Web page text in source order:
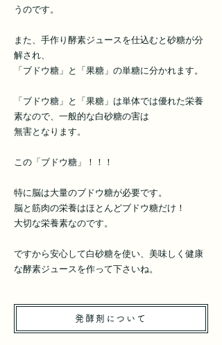
うのです。
また、手作り酵素ジュースを仕込むと砂糖が分
解され、
「ブドウ糖」と「果糖」の単糖に分かれます。
「ブドウ糖」と「果糖」は単体では優れた栄養
素なので、一般的な白砂糖の害は
無害となります。
この「ブドウ糖」！！！
特に脳は大量のブドウ糖が必要です。
脳と筋肉の栄養はほとんどブドウ糖だけ！
大切な栄養素なのです。
ですから安心して白砂糖を使い、美味しく健康
な酵素ジュースを作って下さいね。
​発酵剤について